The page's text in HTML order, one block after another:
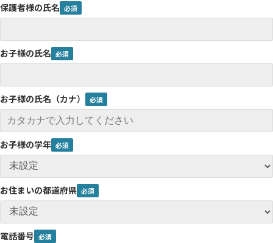
保護者様の氏名
お子様の氏名
お子様の氏名（カナ）
お子様の学年
お住まいの都道府県
電話番号